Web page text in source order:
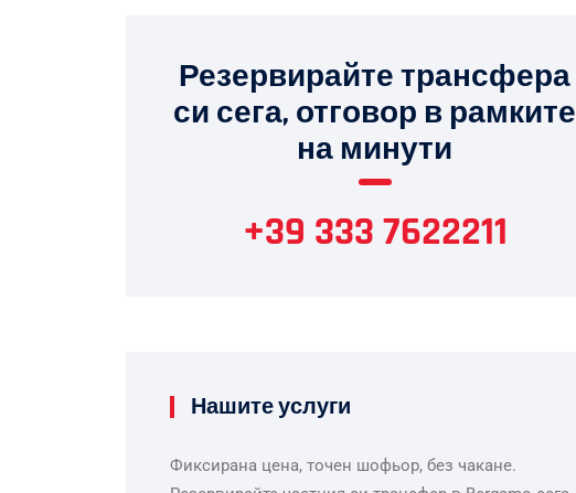
Резервирайте трансфера
си сега, отговор в рамките
на минути
+39 333 7622211
Нашите услуги
Фиксирана цена, точен шофьор, без чакане.